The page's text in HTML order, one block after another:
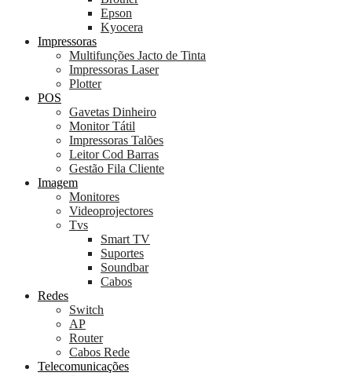
Epson
Kyocera
Impressoras
Multifunções Jacto de Tinta
Impressoras Laser
Plotter
POS
Gavetas Dinheiro
Monitor Tátil
Impressoras Talões
Leitor Cod Barras
Gestão Fila Cliente
Imagem
Monitores
Videoprojectores
Tvs
Smart TV
Suportes
Soundbar
Cabos
Redes
Switch
AP
Router
Cabos Rede
Telecomunicações